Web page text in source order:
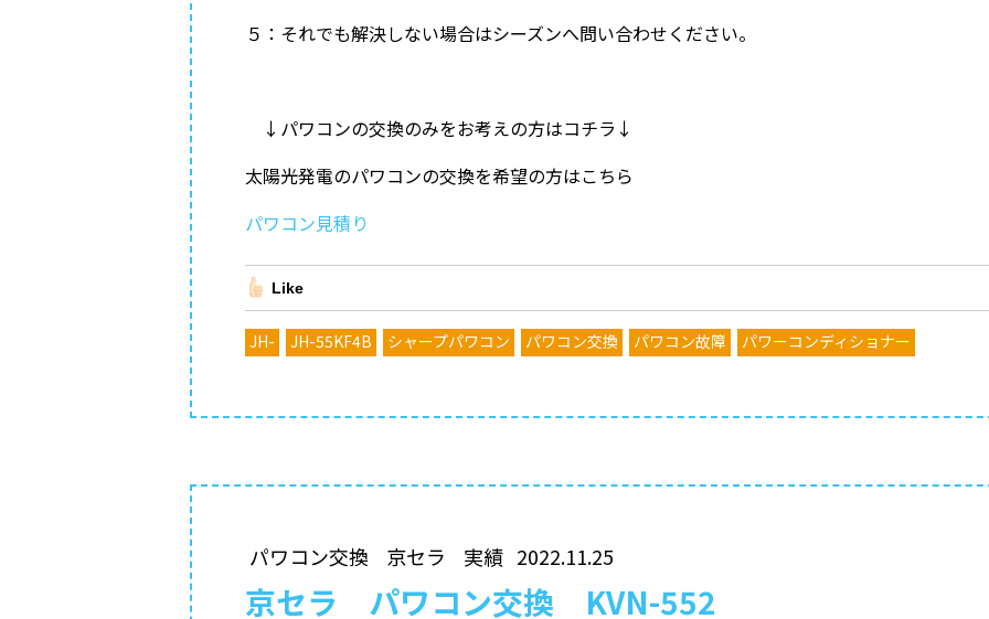
５：それでも解決しない場合はシーズンへ問い合わせください。
↓パワコンの交換のみをお考えの方はコチラ↓
太陽光発電のパワコンの交換を希望の方はこちら
パワコン見積り
Like
JH- JH-55KF4B シャープパワコン パワコン交換 パワコン故障 パワーコンディショナー
パワコン交換 京セラ 実績 2022.11.25
京セラ パワコン交換 KVN-552